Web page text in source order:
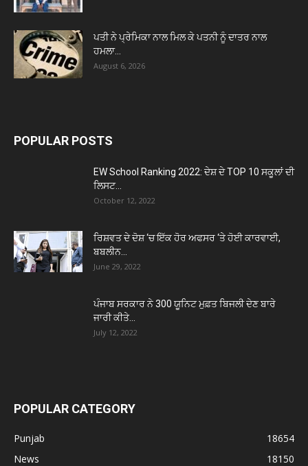
ਪਤੀ ਨੇ ਪ੍ਰੇਮਿਕਾ ਨਾਲ ਮਿਲ ਕੇ ਪਤਨੀ ਨੂੰ ਦਾਤਰ ਨਾਲ
ਹਮਲਾ...
August 6, 2026
POPULAR POSTS
EW School Ranking 2022: ਦੇਸ਼ ਦੇ TOP 10 ਸਕੂਲਾਂ ਦੀ
ਲਿਸਟ...
October 12, 2022
ਰਿਸ਼ਵਤ ਦੇ ਦੋਸ਼ ‘ਚ ਇੱਕ ਹੋਰ ਅਫਸਰ ‘ਤੇ ਹੋਈ ਕਾਰਵਾਈ,
ਬਬਲੀਨ...
June 29, 2022
ਪੰਜਾਬ ਸਰਕਾਰ ਨੇ 300 ਯੂਨਿਟ ਮੁਫ਼ਤ ਬਿਜਲੀ ਦੇਣ ਬਾਰੇ
ਜਾਰੀ ਕੀਤੇ...
July 12, 2022
POPULAR CATEGORY
Punjab
18654
News
18150